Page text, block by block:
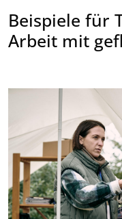
Beispiele für
Arbeit mit